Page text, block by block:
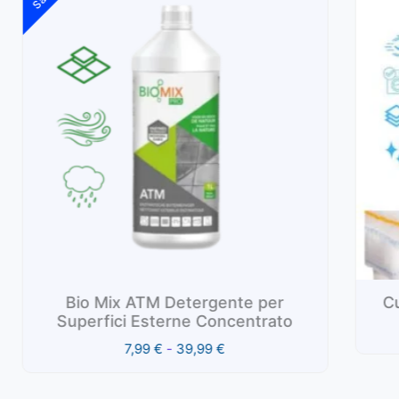
Detergente per
Concentrato
7,99 €
a
Cuffia di Ricambio